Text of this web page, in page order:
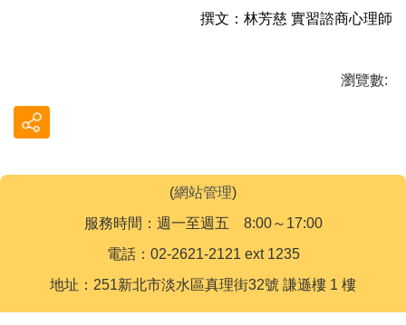
撰文：林芳慈 實習諮商心理師
瀏覽數:
(網站管理)
服務時間：週一至週五 8:00～17:00
電話：02-2621-2121 ext 1235
地址：251新北市淡水區真理街32號 謙遜樓 1 樓